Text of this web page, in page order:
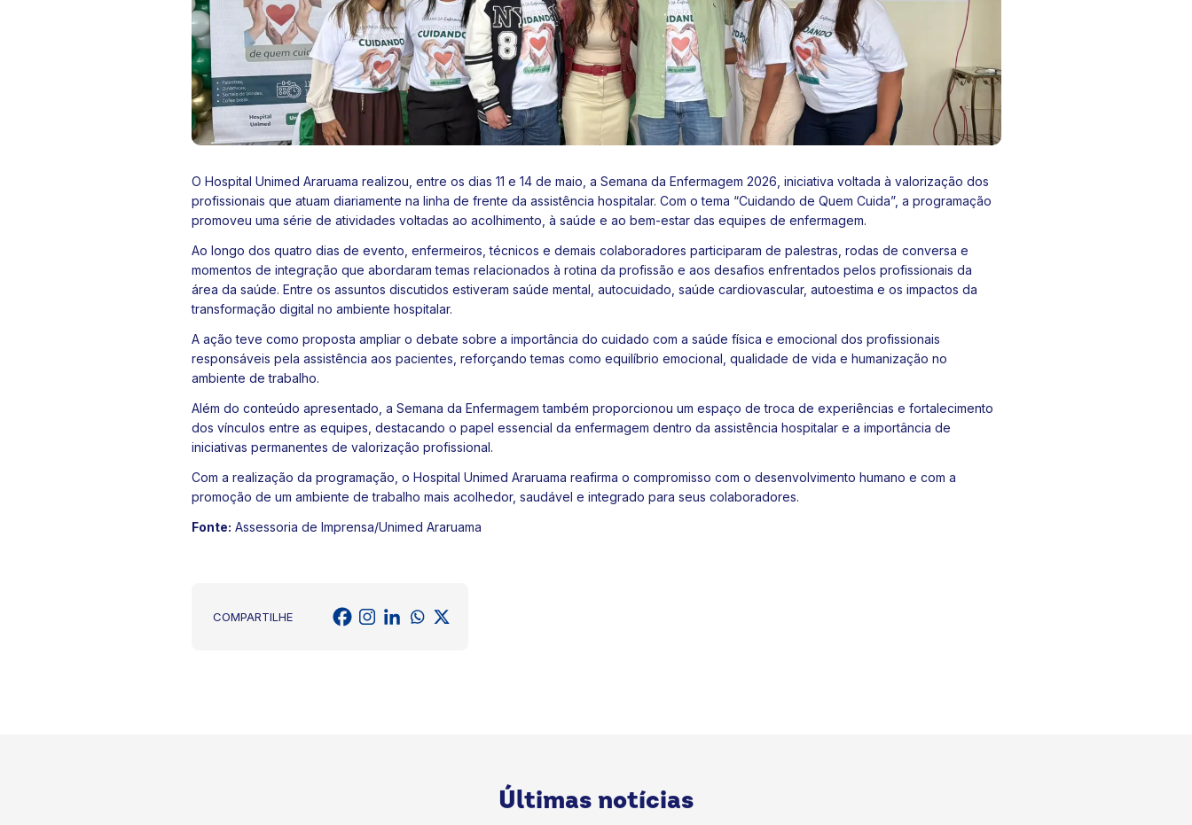
O Hospital Unimed Araruama realizou, entre os dias 11 e 14 de maio, a Semana da Enfermagem 2026, iniciativa voltada à valorização dos
profissionais que atuam diariamente na linha de frente da assistência hospitalar. Com o tema “Cuidando de Quem Cuida”, a programação
promoveu uma série de atividades voltadas ao acolhimento, à saúde e ao bem-estar das equipes de enfermagem.
Ao longo dos quatro dias de evento, enfermeiros, técnicos e demais colaboradores participaram de palestras, rodas de conversa e
momentos de integração que abordaram temas relacionados à rotina da profissão e aos desafios enfrentados pelos profissionais da
área da saúde. Entre os assuntos discutidos estiveram saúde mental, autocuidado, saúde cardiovascular, autoestima e os impactos da
transformação digital no ambiente hospitalar.
A ação teve como proposta ampliar o debate sobre a importância do cuidado com a saúde física e emocional dos profissionais
responsáveis pela assistência aos pacientes, reforçando temas como equilíbrio emocional, qualidade de vida e humanização no
ambiente de trabalho.
Além do conteúdo apresentado, a Semana da Enfermagem também proporcionou um espaço de troca de experiências e fortalecimento
dos vínculos entre as equipes, destacando o papel essencial da enfermagem dentro da assistência hospitalar e a importância de
iniciativas permanentes de valorização profissional.
Com a realização da programação, o Hospital Unimed Araruama reafirma o compromisso com o desenvolvimento humano e com a
promoção de um ambiente de trabalho mais acolhedor, saudável e integrado para seus colaboradores.
Fonte: Assessoria de Imprensa/Unimed Araruama
COMPARTILHE
Últimas notícias